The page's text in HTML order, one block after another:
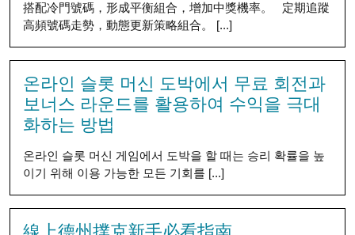
搭配冷門號碼，形成平衡組合，增加中獎機率。 定期追蹤
高頻號碼走勢，動態更新策略組合。 [...]
온라인 슬롯 머신 도박에서 무료 회전과
보너스 라운드를 활용하여 수익을 극대
화하는 방법
온라인 슬롯 머신 게임에서 도박을 할 때는 승리 확률을 높
이기 위해 이용 가능한 모든 기회를 [...]